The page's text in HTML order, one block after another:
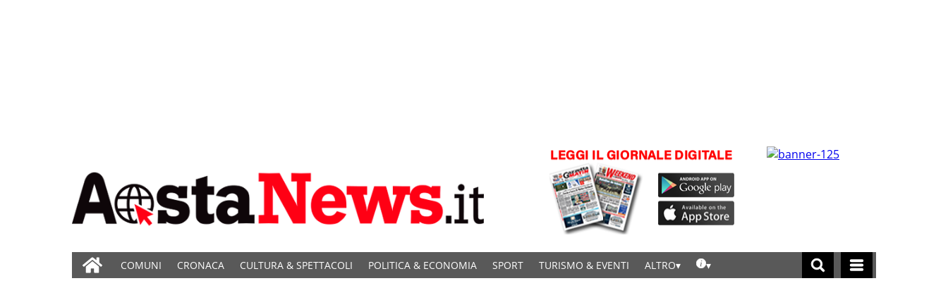
COMUNI CRONACA CULTURA & SPETTACOLI POLITICA & ECONOMIA SPORT TURISMO & EVENTI ALTRO